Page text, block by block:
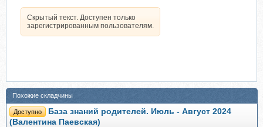
Скрытый текст. Доступен только
зарегистрированным пользователям.
Похожие складчины
Доступно
База знаний родителей. Июль - Август 2024
(Валентина Паевская)